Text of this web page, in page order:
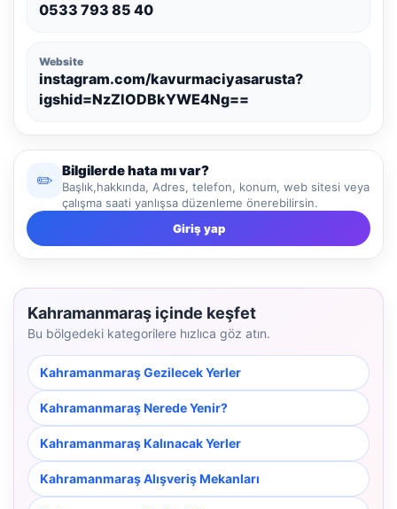
0533 793 85 40
Website
instagram.com/kavurmaciyasarusta?
igshid=NzZlODBkYWE4Ng==
✏️
Bilgilerde hata mı var?
Başlık,hakkında, Adres, telefon, konum, web sitesi veya
çalışma saati yanlışsa düzenleme önerebilirsin.
Giriş yap
Kahramanmaraş içinde keşfet
Bu bölgedeki kategorilere hızlıca göz atın.
Kahramanmaraş Gezilecek Yerler
Kahramanmaraş Nerede Yenir?
Kahramanmaraş Kalınacak Yerler
Kahramanmaraş Alışveriş Mekanları